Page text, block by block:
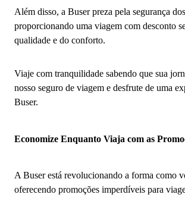
Além disso, a Buser preza pela segurança
proporcionando uma viagem com desconto
qualidade e do conforto.
Viaje com tranquilidade sabendo que sua
nosso seguro de viagem e desfrute de uma
Buser.
Economize Enquanto Viaja com as
A Buser está revolucionando a forma como
oferecendo promoções imperdíveis para